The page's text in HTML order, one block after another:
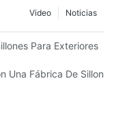
Noticias
Video
Para Exteriores
Una Fábrica De